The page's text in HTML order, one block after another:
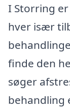
I Storring
hver især
finde den
søger
behandling